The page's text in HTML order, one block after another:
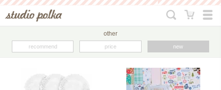
other
recommend price new